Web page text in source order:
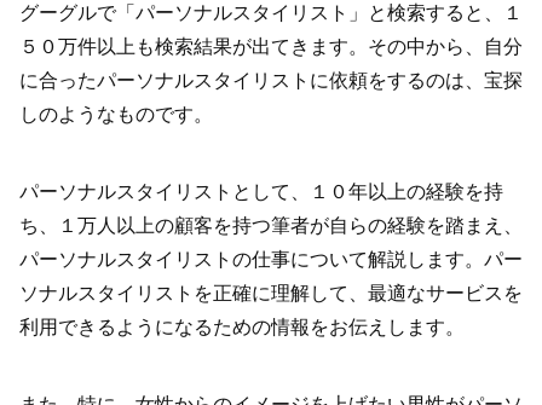
グーグルで「パーソナルスタイリスト」と検索すると、１
５０万件以上も検索結果が出てきます。その中から、自分
に合ったパーソナルスタイリストに依頼をするのは、宝探
しのようなものです。
パーソナルスタイリストとして、１０年以上の経験を持
ち、１万人以上の顧客を持つ筆者が自らの経験を踏まえ、
パーソナルスタイリストの仕事について解説します。パー
ソナルスタイリストを正確に理解して、最適なサービスを
利用できるようになるための情報をお伝えします。